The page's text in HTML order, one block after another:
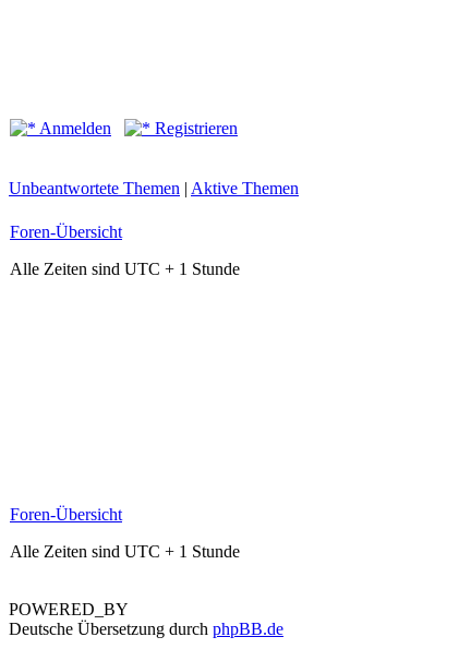
Anmelden
Registrieren
Unbeantwortete Themen | Aktive Themen
Foren-Übersicht
Alle Zeiten sind UTC + 1 Stunde
Foren-Übersicht
Alle Zeiten sind UTC + 1 Stunde
POWERED_BY
Deutsche Übersetzung durch phpBB.de